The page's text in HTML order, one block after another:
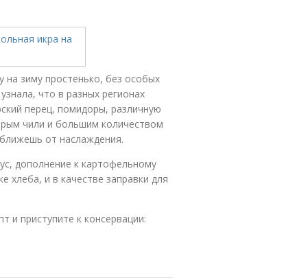
на зиму простенько, без особых
что в разных регионах
перец, помидоры, различную
чили и большим количеством
от наслаждения.
дополнение к картофельному
и в качестве заправки для
и приступите к консервации: